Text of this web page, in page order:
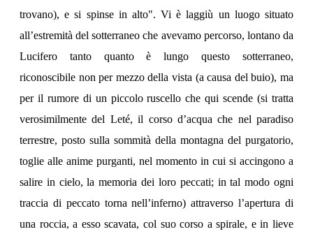
trovano), e si spinse in alto". Vi è laggiù un luogo situato
all’estremità del sotterraneo che avevamo percorso, lontano da
Lucifero tanto quanto è lungo questo sotterraneo,
riconoscibile non per mezzo della vista (a causa del buio), ma
per il rumore di un piccolo ruscello che qui scende (si tratta
verosimilmente del Leté, il corso d’acqua che nel paradiso
terrestre, posto sulla sommità della montagna del purgatorio,
toglie alle anime purganti, nel momento in cui si accingono a
salire in cielo, la memoria dei loro peccati; in tal modo ogni
traccia di peccato torna nell’inferno) attraverso l’apertura di
una roccia, a esso scavata, col suo corso a spirale, e in lieve